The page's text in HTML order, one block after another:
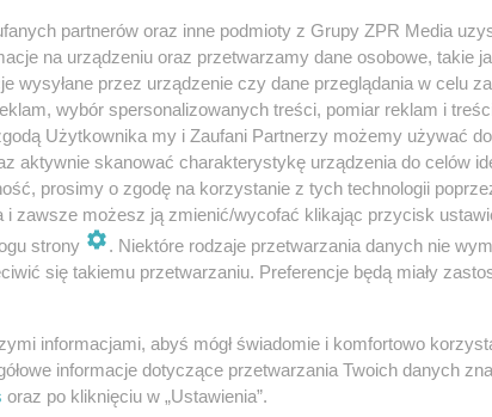
ekipa pogotowia ratunkowego.
z noszami do środka - informuje młoda
został do tej pory zgłoszony Komendzie
partnerów oraz inne podmioty z Grupy ZPR Media
na urządzeniu oraz przetwarzamy dane osobowe, takie
wysyłane przez urządzenie czy dane przeglądania w celu
wybór spersonalizowanych treści, pomiar reklam i
Użytkownika my i Zaufani Partnerzy możemy używać
aktywnie skanować charakterystykę urządzenia do celów
prosimy o zgodę na korzystanie z tych technologii
i zawsze możesz ją zmienić/wycofać klikając przycisk
strony
. Niektóre rodzaje przetwarzania danych nie
się takiemu przetwarzaniu. Preferencje będą miały
informacjami, abyś mógł świadomie i komfortowo
informacje dotyczące przetwarzania Twoich danych
oraz po kliknięciu w „Ustawienia”.